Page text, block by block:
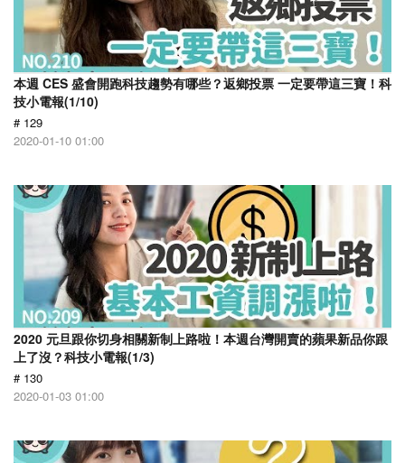
本週 CES 盛會開跑科技趨勢有哪些？返鄉投票 一定要帶這三寶！科
技小電報(1/10)
# 129
2020-01-10 01:00
2020 元旦跟你切身相關新制上路啦！本週台灣開賣的蘋果新品你跟
上了沒？科技小電報(1/3)
# 130
2020-01-03 01:00